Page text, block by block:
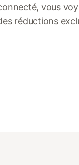
vous
réductions